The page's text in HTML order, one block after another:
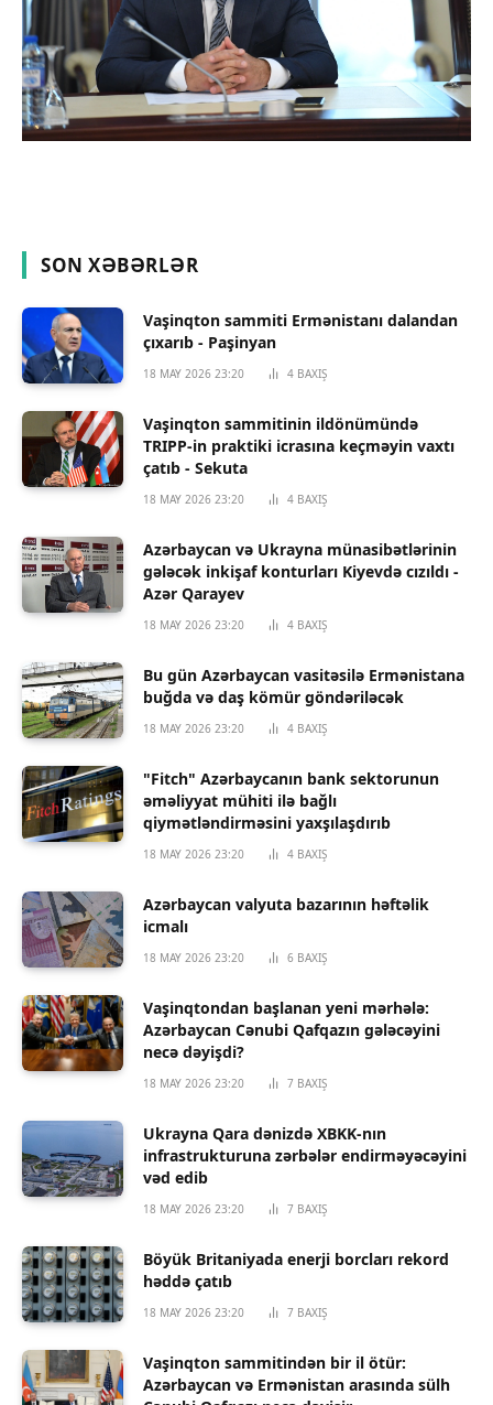
SON XƏBƏRLƏR
Vaşinqton sammiti Ermənistanı dalandan
çıxarıb - Paşinyan
18 MAY 2026 23:20 4 BAXIŞ
Vaşinqton sammitinin ildönümündə
TRIPP-in praktiki icrasına keçməyin vaxtı
çatıb - Sekuta
18 MAY 2026 23:20 4 BAXIŞ
Azərbaycan və Ukrayna münasibətlərinin
gələcək inkişaf konturları Kiyevdə cızıldı -
Azər Qarayev
18 MAY 2026 23:20 4 BAXIŞ
Bu gün Azərbaycan vasitəsilə Ermənistana
buğda və daş kömür göndəriləcək
18 MAY 2026 23:20 4 BAXIŞ
"Fitch" Azərbaycanın bank sektorunun
əməliyyat mühiti ilə bağlı
qiymətləndirməsini yaxşılaşdırıb
18 MAY 2026 23:20 4 BAXIŞ
Azərbaycan valyuta bazarının həftəlik
icmalı
18 MAY 2026 23:20 6 BAXIŞ
Vaşinqtondan başlanan yeni mərhələ:
Azərbaycan Cənubi Qafqazın gələcəyini
necə dəyişdi?
18 MAY 2026 23:20 7 BAXIŞ
Ukrayna Qara dənizdə XBKK-nın
infrastrukturuna zərbələr endirməyəcəyini
vəd edib
18 MAY 2026 23:20 7 BAXIŞ
Böyük Britaniyada enerji borcları rekord
həddə çatıb
18 MAY 2026 23:20 7 BAXIŞ
Vaşinqton sammitindən bir il ötür:
Azərbaycan və Ermənistan arasında sülh